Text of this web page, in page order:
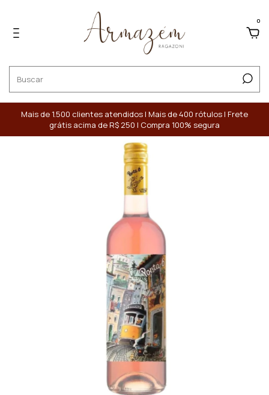
0
Mais de 1.500 clientes atendidos | Mais de 400 rótulos | Frete
grátis acima de R$ 250 | Compra 100% segura